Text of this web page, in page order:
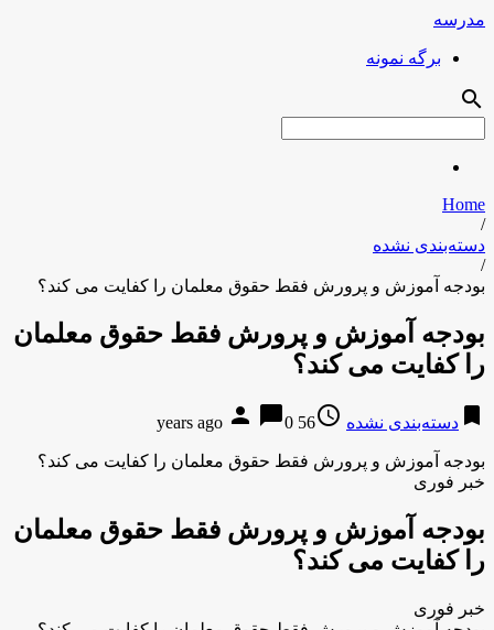
مدرسه
برگه نمونه
search
Home
/
دسته‌بندی نشده
/
بودجه آموزش و پرورش فقط حقوق معلمان را کفایت می کند؟
بودجه آموزش و پرورش فقط حقوق معلمان
را کفایت می کند؟
bookmark دسته‌بندی نشده access_time
56 years ago
person chat_bubble0
بودجه آموزش و پرورش فقط حقوق معلمان را کفایت می کند؟
خبر فوری
بودجه آموزش و پرورش فقط حقوق معلمان
را کفایت می کند؟
خبر فوری